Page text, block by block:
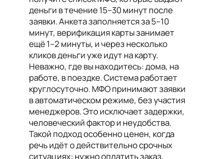
деньги в течение 15–30 минут после
заявки. Анкета заполняется за 5–10
минут, верификация карты занимает
ещё 1–2 минуты, и через несколько
кликов деньги уже идут на карту.
Неважно, где вы находитесь: дома, на
работе, в поездке. Система работает
круглосуточно. МФО принимают заявки
в автоматическом режиме, без участия
менеджеров. Это исключает задержки,
человеческий фактор и неудобства.
Такой подход особенно ценен, когда
речь идёт о действительно срочных
ситуациях: нужно оплатить заказ,